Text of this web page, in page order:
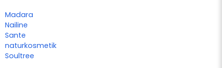
Madara
Nailine
Sante
naturkosmetik
Soultree